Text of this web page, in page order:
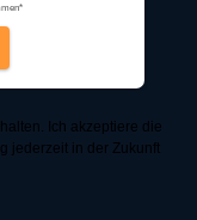
Ich akzeptiere die
jederzeit in der Zukunft